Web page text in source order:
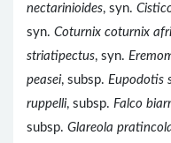
nectarinioides, syn.
syn. Coturnix coturnix
striatipectus, syn.
peasei, subsp. Eupodotis
ruppelli, subsp. Falco
subsp. Glareola